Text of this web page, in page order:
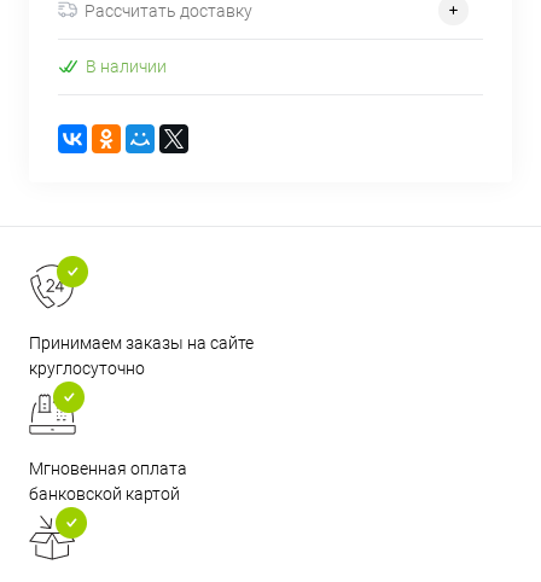
Рассчитать доставку
В наличии
Принимаем заказы на сайте
круглосуточно
Мгновенная оплата
банковской картой